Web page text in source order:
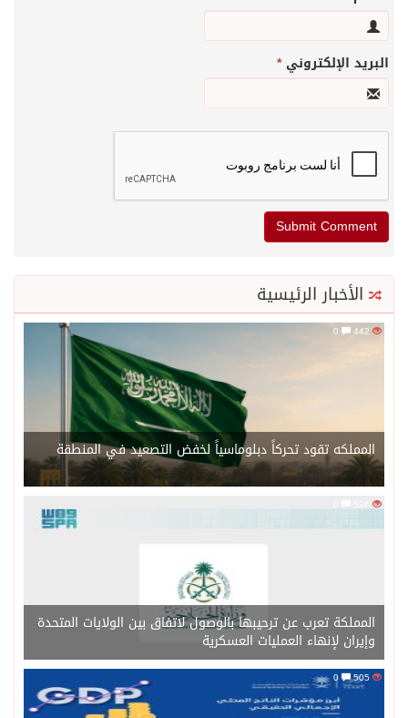
البريد الإلكتروني*
الأخبار الرئيسية
المملكه تقود تحركاً دبلوماسياً لخفض التصعيد في المنطقة
526
المملكة تعرب عن ترحيبها بالوصول لاتفاق بين الولايات المتحدة
وإيران لإنهاء العمليات العسكرية
505